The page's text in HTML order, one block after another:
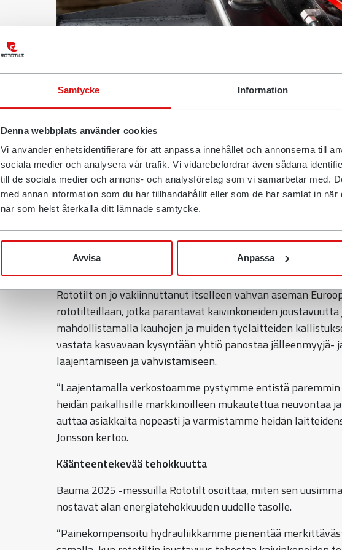
Samtycke Information
Denna webbplats använder cookies
Vi använder enhetsidentifierare för att anpassa innehållet och annonserna till
sociala medier och analysera vår trafik. Vi vidarebefordrar även sådana
till de sociala medier och annons- och analysföretag som vi samarbetar med.
med annan information som du har tillhandahållit eller som de har samlat in
när som helst återkalla ditt lämnade samtycke.
Avvisa Anpassa
Rototilt jatkaa laajentumistaan Euroopassa
erikoistuneiden jälleenmyyjien määrää ja
tukea. Maailman suurimmilla Bauma 2025 -
yritys keskittyy tehokkuuteen ja esittelee
uusimmalla rototilttitekniikallaan varustetun
kaivinkoneen.
”Tämä on ainutlaatuinen tilaisuus osoittaa, miten RC-
energiankulutuksen että suorituskyvyn etenkin käytettäessä
sanoo Rototiltin Euroopan myyntijohtaja Hampus Jonsson.
Rototilt on jo vakiinnuttanut itselleen vahvan aseman
rototilteillaan, jotka parantavat kaivinkoneiden
mahdollistamalla kauhojen ja muiden työlaitteiden
vastata kasvavaan kysyntään yhtiö panostaa jälleenmyyjä-
laajentamiseen ja vahvistamiseen.
”Laajentamalla verkostoamme pystymme entistä
heidän paikallisille markkinoilleen mukautettua neuvontaa
auttaa asiakkaita nopeasti ja varmistamme heidän
Jonsson kertoo.
Käänteentekevää tehokkuutta
Bauma 2025 -messuilla Rototilt osoittaa, miten sen
nostavat alan energiatehokkuuden uudelle tasolle.
”Painekompensoitu hydrauliikkamme pienentää